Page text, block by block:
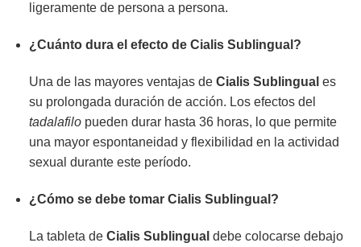
ligeramente de persona a persona.
¿Cuánto dura el efecto de Cialis Sublingual?
Una de las mayores ventajas de Cialis Sublingual es
su prolongada duración de acción. Los efectos del
tadalafilopueden durar hasta 36 horas, lo que permite
una mayor espontaneidad y flexibilidad en la actividad
sexual durante este período.
¿Cómo se debe tomar Cialis Sublingual?
La tableta de Cialis Sublingual debe colocarse debajo